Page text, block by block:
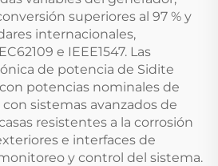
superiores al 97 % y
internacionales,
e IEEE1547. Las
de potencia de Sidite
potencias nominales de
sistemas avanzados de
resistentes a la corrosión
e interfaces de
y control del sistema.